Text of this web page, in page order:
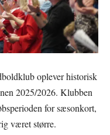
oplever historisk
2025/2026. Klubben
for sæsonkort,
været større.